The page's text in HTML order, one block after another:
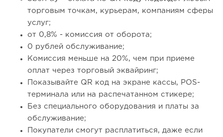
торговым точкам, курьерам, компаниям сферы
услуг;
от 0,8% - комиссия от оборота;
0 рублей обслуживание;
Комиссия меньше на 20%, чем при приеме
оплат через торговый эквайринг;
Показывайте QR код на экране кассы, POS-
терминала или на распечатанном стикере;
Без специального оборудования и платы за
обслуживание;
Покупатели смогут расплатиться, даже если